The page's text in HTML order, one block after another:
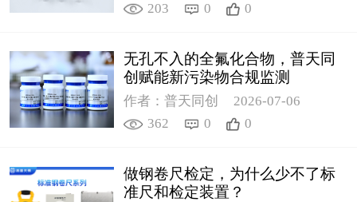
203
0 0
无孔不入的全氟化合物，普天同
创赋能新污染物合规监测
作者：普天同创
2026-07-06
362
0 0
做钢卷尺检定，为什么少不了标
准尺和检定装置？